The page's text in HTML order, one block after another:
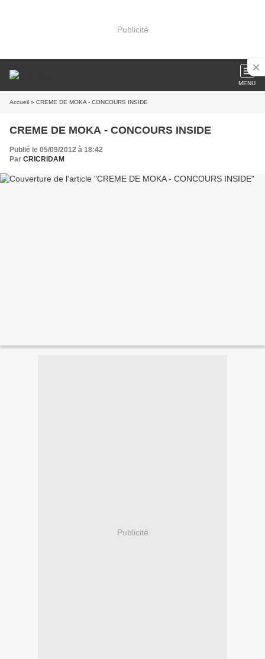
Publicité
MENU
Accueil » CREME DE MOKA - CONCOURS INSIDE
CREME DE MOKA - CONCOURS INSIDE
Publié le 05/09/2012 à 18:42
Par CRICRIDAM
Publicité